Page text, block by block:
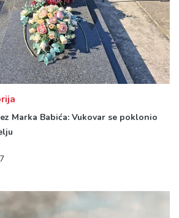
Marka Babića: Vukovar se poklonio